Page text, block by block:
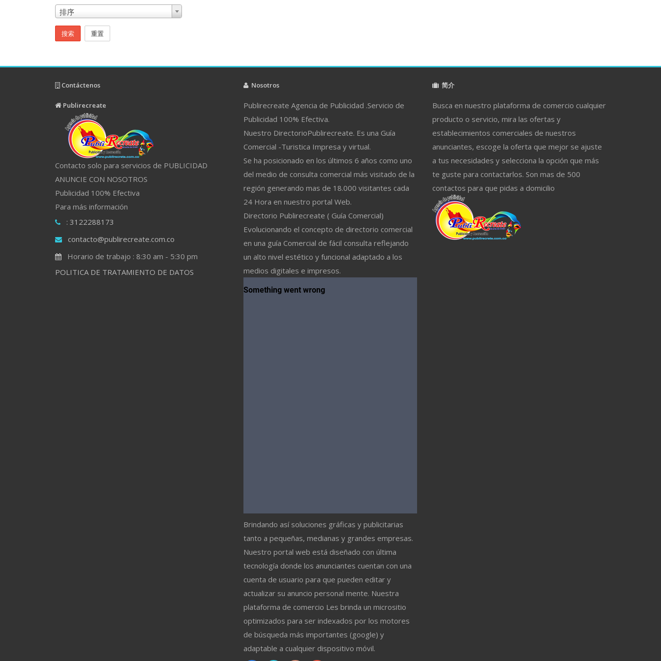
排序
搜索 重置
Contáctenos
Publirecreate
Contacto solo para servicios de PUBLICIDAD
ANUNCIE CON NOSOTROS
Publicidad 100% Efectiva
Para más información
: 3122288173
contacto@publirecreate.com.co
Horario de trabajo : 8:30 am - 5:30 pm
POLITICA DE TRATAMIENTO DE DATOS
Nosotros
Publirecreate Agencia de Publicidad .Servicio de
Publicidad 100% Efectiva.
Nuestro DirectorioPublirecreate. Es una Guía
Comercial -Turistica Impresa y virtual.
Se ha posicionado en los últimos 6 años como uno
del medio de consulta comercial más visitado de la
región generando mas de 18.000 visitantes cada
24 Hora en nuestro portal Web.
Directorio Publirecreate ( Guía Comercial)
Evolucionando el concepto de directorio comercial
en una guía Comercial de fácil consulta reflejando
un alto nivel estético y funcional adaptado a los
medios digitales e impresos.
Brindando así soluciones gráficas y publicitarias
tanto a pequeñas, medianas y grandes empresas.
Nuestro portal web está diseñado con última
tecnología donde los anunciantes cuentan con una
cuenta de usuario para que pueden editar y
actualizar su anuncio personal mente. Nuestra
plataforma de comercio Les brinda un micrositio
optimizados para ser indexados por los motores
de búsqueda más importantes (google) y
adaptable a cualquier dispositivo móvil.
简介
Busca en nuestro plataforma de comercio cualquier
producto o servicio, mira las ofertas y
establecimientos comerciales de nuestros
anunciantes, escoge la oferta que mejor se ajuste
a tus necesidades y selecciona la opción que más
te guste para contactarlos. Son mas de 500
contactos para que pidas a domicilio